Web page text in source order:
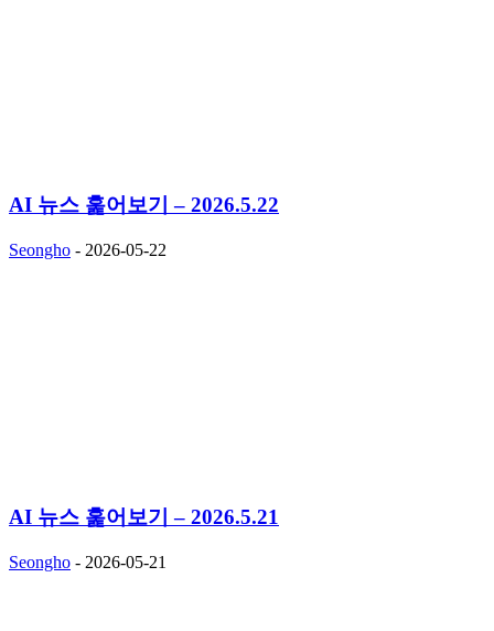
AI 뉴스 훑어보기 – 2026.5.22
Seongho - 2026-05-22
AI 뉴스 훑어보기 – 2026.5.21
Seongho - 2026-05-21